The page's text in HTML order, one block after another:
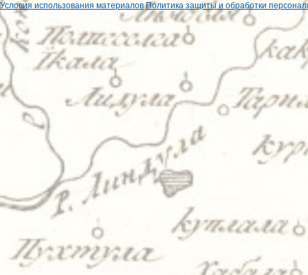
Условия использования материалов Политика защиты и обработки